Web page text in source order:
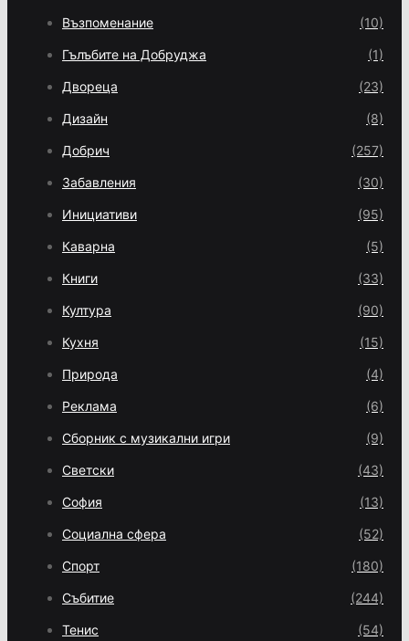
Възпоменание (10)
Гълъбите на Добруджа (1)
Двореца (23)
Дизайн (8)
Добрич (257)
Забавления (30)
Инициативи (95)
Каварна (5)
Книги (33)
Култура (90)
Кухня (15)
Природа (4)
Реклама (6)
Сборник с музикални игри (9)
Светски (43)
София (13)
Социална сфера (52)
Спорт (180)
Събитие (244)
Тенис (54)